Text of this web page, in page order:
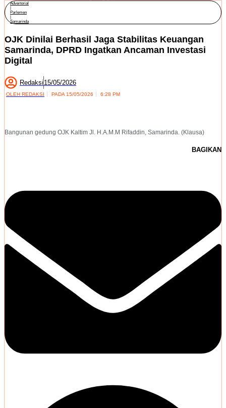
Advertorial
Parlemen
Samarinda
OJK Dinilai Berhasil Jaga Stabilitas Keuangan
Samarinda, DPRD Ingatkan Ancaman Investasi
Digital
Redaksi 15/05/2026
OLEH REDAKSI PADA 15/05/2026 6:28 PM
Bangunan gedung OJK Kaltim Jl. H.A.M.M Rifaddin, Samarinda. (Klausa)
BAGIKAN